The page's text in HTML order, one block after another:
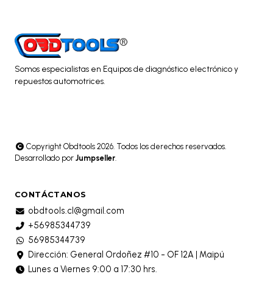
Somos especialistas en Equipos de diagnóstico electrónico y
repuestos automotrices.
Copyright Obdtools 2026. Todos los derechos reservados.
Desarrollado por Jumpseller
CONTÁCTANOS
obdtools.cl@gmail.com
+56985344739
56985344739
Dirección: General Ordoñez #10 - OF 12A | Maipú
Lunes a Viernes 9:00 a 17:30 hrs.